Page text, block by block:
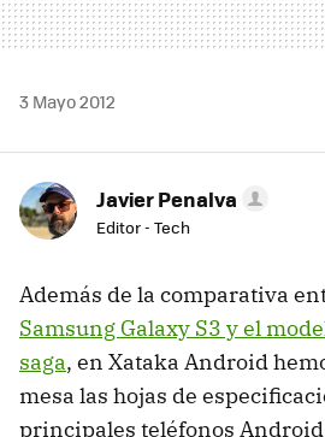
3 Mayo 2012
Javier Penalva
Editor - Tech
Además de la comparativa
Samsung Galaxy S3 y el
saga, en Xataka Android
mesa las hojas de
principales teléfonos